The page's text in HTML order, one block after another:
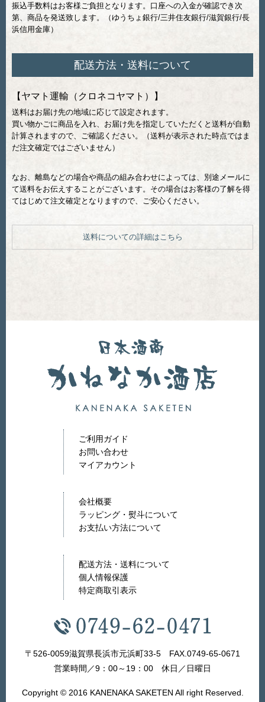
振込手数料はお客様ご負担となります。口座への入金が確認でき次
第、商品を発送致します。（ゆうちょ銀行/三井住友銀行/滋賀銀行/長
浜信用金庫）
配送方法・送料について
【ヤマト運輸（クロネコヤマト）】
送料はお届け先の地域に応じて設定されます。
買い物かごに商品を入れ、お届け先を指定していただくと送料が自動
計算されますので、ご確認ください。（送料が表示された時点ではま
だ注文確定ではございません）
なお、離島などの場合や商品の組み合わせによっては、別途メールに
て送料をお伝えすることがございます。その場合はお客様の了解を得
てはじめて注文確定となりますので、ご安心ください。
送料についての詳細はこちら
ご利用ガイド
お問い合わせ
マイアカウント
会社概要
ラッピング・熨斗について
お支払い方法について
配送方法・送料について
個人情報保護
特定商取引表示
〒526-0059滋賀県長浜市元浜町33-5 FAX.0749-65-0671
営業時間／9：00～19：00 休日／日曜日
Copyright © 2016 KANENAKA SAKETEN All right Reserved.